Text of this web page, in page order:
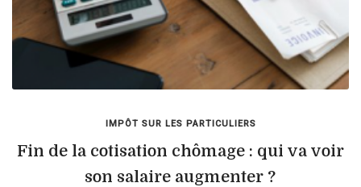
IMPÔT SUR LES PARTICULIERS
Fin de la cotisation chômage : qui va voir
son salaire augmenter ?